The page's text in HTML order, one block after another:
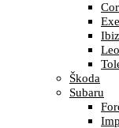
Škoda
Subaru